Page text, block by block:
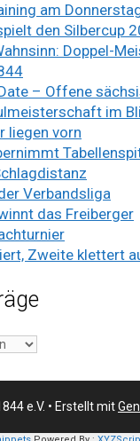
am
den Silbercup
Doppel-
– Offene
im
liegen vorn
Verbandsliga
das Freiberger
Zweite klettert
e.V. • Erstellt mit